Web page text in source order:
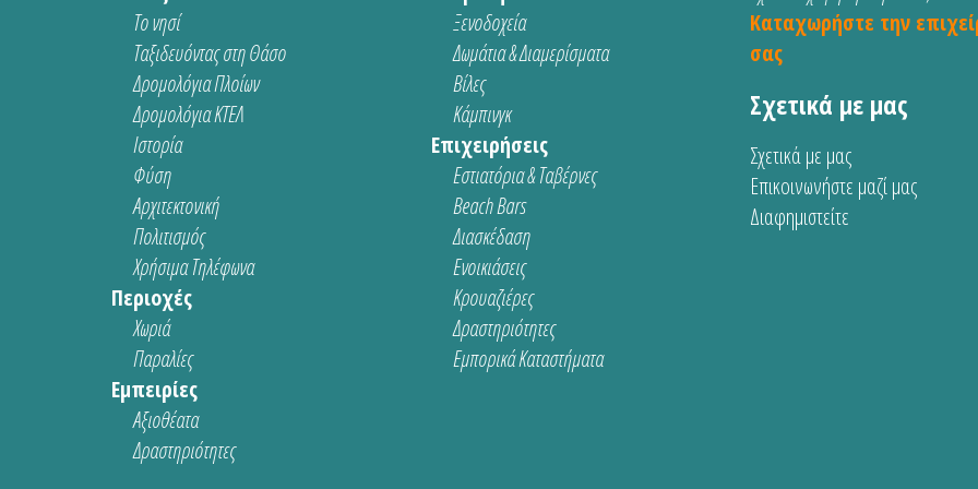
Το νησί
Ταξιδευόντας στη Θάσο
Δρομολόγια Πλοίων
Δρομολόγια ΚΤΕΛ
Ιστορία
Φύση
Αρχιτεκτονική
Πολιτισμός
Χρήσιμα Τηλέφωνα
Περιοχές
Χωριά
Παραλίες
Εμπειρίες
Αξιοθέατα
Δραστηριότητες
Ξενοδοχεία
Δωμάτια & Διαμερίσματα
Βίλες
Κάμπινγκ
Επιχειρήσεις
Εστιατόρια & Ταβέρνες
Beach Bars
Διασκέδαση
Ενοικιάσεις
Κρουαζιέρες
Δραστηριότητες
Εμπορικά Καταστήματα
Καταχωρήστε την
σας
Σχετικά με μας
Σχετικά με μας
Επικοινωνήστε μαζί μας
Διαφημιστείτε